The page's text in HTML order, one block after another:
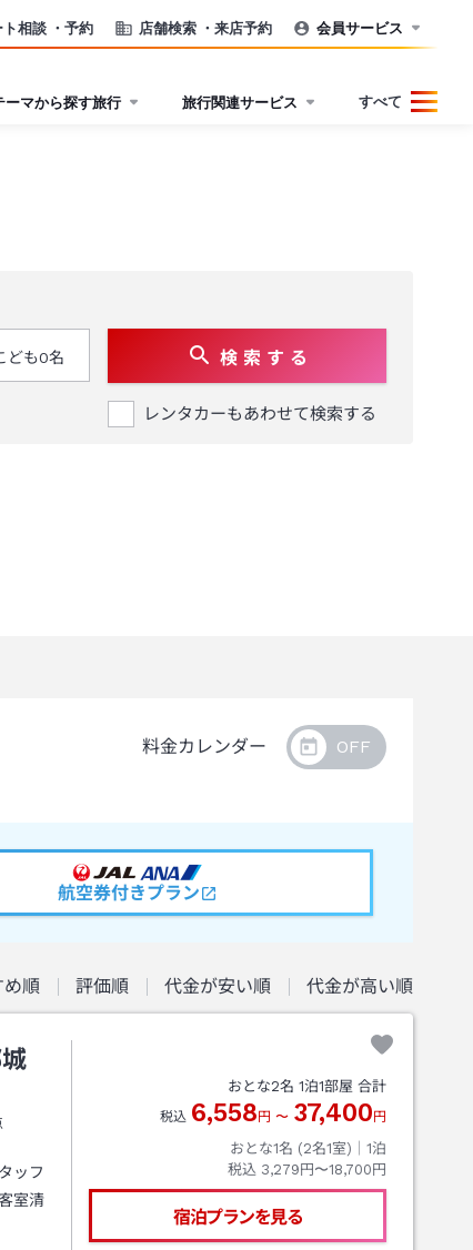
ト相談 ・予約 店舗検索 ・来店予約 会員サービス
ーマから探す旅行 旅行関連サービス すべて
検 索 す る
レンタカーもあわせて検索する
料金カレンダー
航空券付きプラン
め順 評価順 代金が安い順 代金が高い順
ッフ
室清
おとな2名 1泊1部屋 合計
税込 6,558 円 〜 37,400 円
おとな1名 (2名1室)｜ 1泊
税込 3,279円〜18,700円
宿泊プランを見る